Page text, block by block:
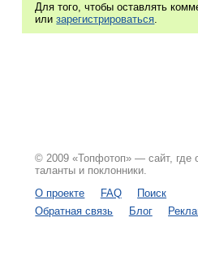
Для того, чтобы оставлять
илизарегистрироваться.
© 2009 «Топфотоп» — сайт, где
таланты и поклонники.
О проекте
FAQ
Поиск
Обратная связь
Блог